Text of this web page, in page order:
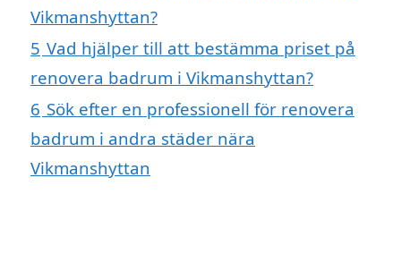
Vikmanshyttan?
5 Vad hjälper till att bestämma priset på
renovera badrum i Vikmanshyttan?
6 Sök efter en professionell för renovera
badrum i andra städer nära
Vikmanshyttan